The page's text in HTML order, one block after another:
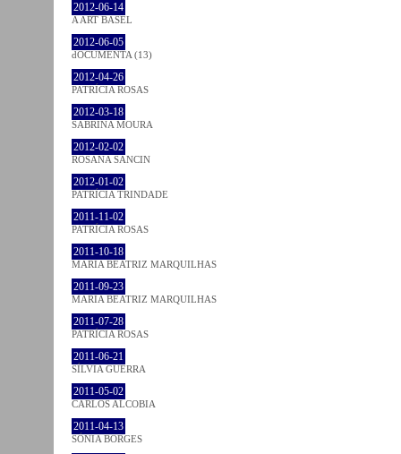
2012-06-14
A ART BASEL
2012-06-05
dOCUMENTA (13)
2012-04-26
PATRÍCIA ROSAS
2012-03-18
SABRINA MOURA
2012-02-02
ROSANA SANCIN
2012-01-02
PATRÍCIA TRINDADE
2011-11-02
PATRÍCIA ROSAS
2011-10-18
MARIA BEATRIZ MARQUILHAS
2011-09-23
MARIA BEATRIZ MARQUILHAS
2011-07-28
PATRÍCIA ROSAS
2011-06-21
SÍLVIA GUERRA
2011-05-02
CARLOS ALCOBIA
2011-04-13
SÓNIA BORGES